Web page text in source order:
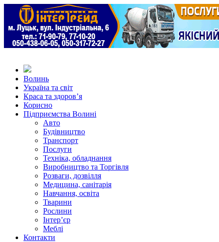
Волинь
Україна та світ
Краса та здоров’я
Корисно
Підприємства Волині
Авто
Будівництво
Транспорт
Послуги
Техніка, обладнання
Виробництво та Торгівля
Розваги, дозвілля
Медицина, санітарія
Навчання, освіта
Тварини
Рослини
Інтер’єр
Меблі
Контакти